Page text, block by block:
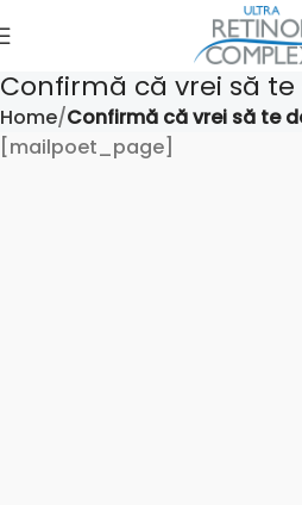
Confirmă că vrei să te
Home Confirmă că vrei să te
[mailpoet_page]